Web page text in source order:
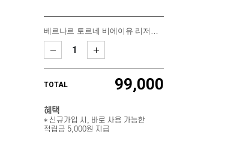
베르나르 토르네 비에이유 리저브 브뤼
TOTAL 99,000
혜택
* 신규가입 시, 바로 사용 가능한
적립금 5,000원 지급